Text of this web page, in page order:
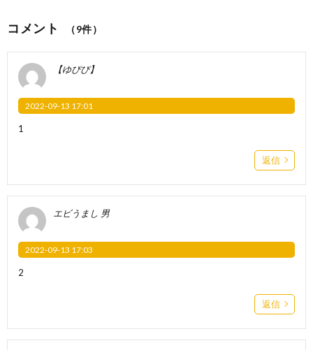
コメント （9件）
【ゆぴぴ】
2022-09-13 17:01
1
返信
エビうまし 男
2022-09-13 17:03
2
返信